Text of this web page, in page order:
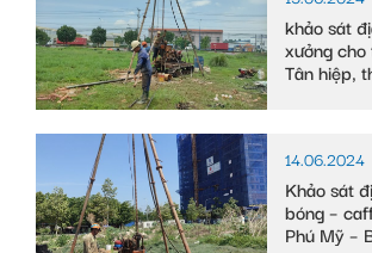
khảo sát
xưởng
Tân hiệp,
14.06.2024
Khảo sát
bóng –
Phú Mỹ –